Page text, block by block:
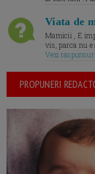
Viata de
Mamicii , E
vis, parca nu e
Vezi
PROPUNERI